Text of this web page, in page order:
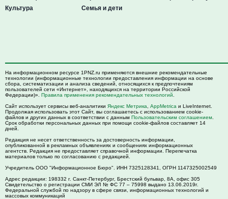
Культура
Семья и дети
На информационном ресурсе 1PNZ.ru применяются внешние рекомендательные
технологии (информационные технологии предоставления информации на основе
сбора, систематизации и анализа сведений, относящихся к предпочтениям
пользователей сети «Интернет», находящихся на территории Российской
Федерации)». Правила применения рекомендательных технологий
Сайт использует сервисы веб-аналитики Яндекс Метрика AppMetrica и LiveInternet.
Продолжая использовать этот Сайт, вы соглашаетесь с использованием cookie-
файлов и других данных в соответствии с данным Пользовательским соглашением
Срок обработки персональных данных при помощи cookie-файлов составляет 14
дней.
Редакция не несет ответственность за достоверность информации,
опубликованной в рекламных объявлениях и сообщениях информационных
агентств. Редакция не предоставляет справочной информации. Перепечатка
материалов только по согласованию с редакцией.
Учредитель ООО "Информационное Бюро". ИНН 7325128341, ОГРН 1147325002549
Адрес редакции: 198332 г. Санкт-Петербург, Брестский бульвар, 8А, офис 305
Свидетельство о регистрации СМИ ЭЛ № ФС 77 – 75998 выдано 13.06.2019г.
Федеральной службой по надзору в сфере связи, информационных технологий и
массовых коммуникаций